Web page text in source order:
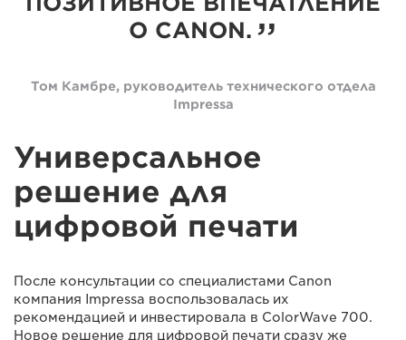
О CANON.
Том Камбре, руководитель технического отдела
Impressa
Универсальное
решение для
цифровой печати
После консультации со специалистами Canon
компания Impressa воспользовалась их
рекомендацией и инвестировала в ColorWave 700.
Новое решение для цифровой печати сразу же